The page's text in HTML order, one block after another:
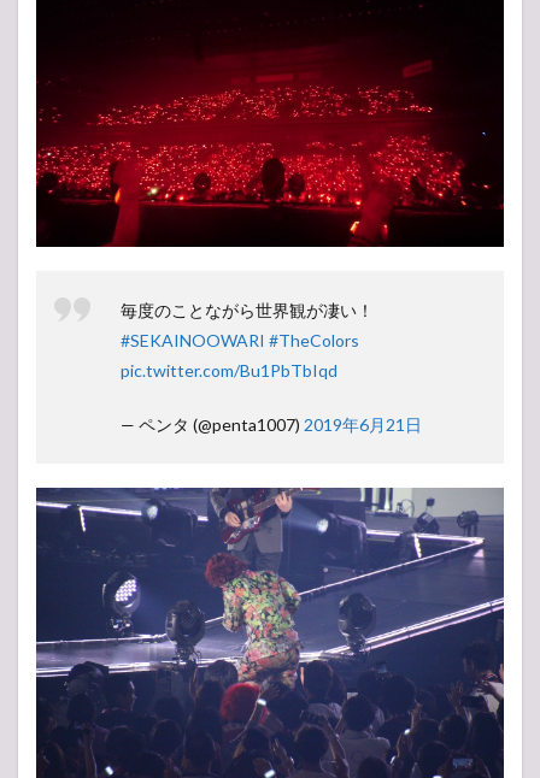
毎度のことながら世界観が凄い！
#SEKAINOOWARI #TheColors
pic.twitter.com/Bu1PbTbIqd
— ペンタ (@penta1007) 2019年6月21日